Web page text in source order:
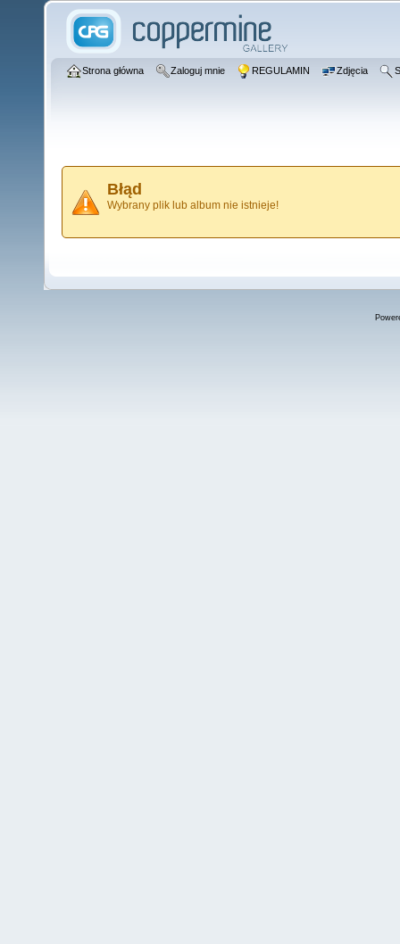
Strona główna Zaloguj mnie REGULAMIN Zdjęcia
Błąd
Wybrany plik lub album nie istnieje!